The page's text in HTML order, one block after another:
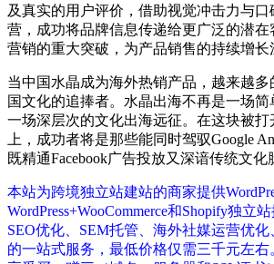
及真实的用户评价，借助视觉冲击力与
营，成功将品牌信息传递给更广泛的潜
营销的重大突破，为产品销售的持续增长
当中国水晶成为海外热销产品，越来越多
国文化的追捧者。水晶出海不再是一场
一场深层次的文化出海远征。在这块被
上，成功者将是那些能同时驾驭Google
既精通Facebook广告投放又深谙传统文化
本站为跨境独立站建站的商家提供
WordPress+WooCommerce和Shopify独立
SEO优化、SEM托管、海外社媒运营优化
的一站式服务，最低价格仅需三千元左